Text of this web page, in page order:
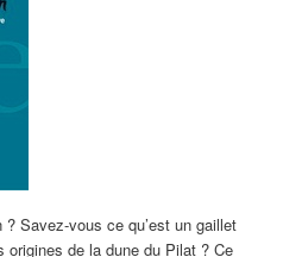
? Savez-vous ce qu’est un gaillet
origines de la dune du Pilat ? Ce